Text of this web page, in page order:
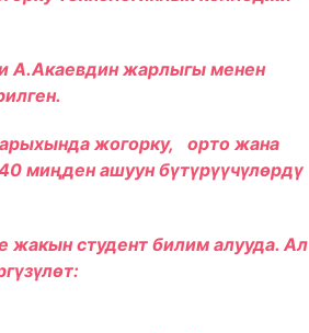
А.Акаевдин жарлыгы менен
жогорку, орто жана
миңден ашуун бүтүрүүчүлөрдү
студент билим алууда. Ал